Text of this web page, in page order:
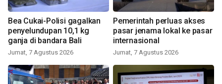
Bea Cukai-Polisi gagalkan
penyelundupan 10,1 kg
ganja di bandara Bali
Jumat, 7 Agustus 2026
Pemerintah perluas akses
pasar jenama lokal ke pasar
internasional
Jumat, 7 Agustus 2026